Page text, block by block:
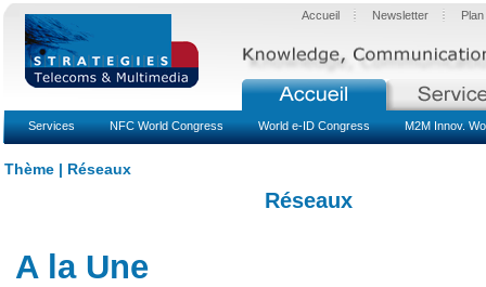
Accueil Newsletter
Services NFC World Congress World e-ID Congress M2M Innov.
Thème | Réseaux
Réseaux
A la Une